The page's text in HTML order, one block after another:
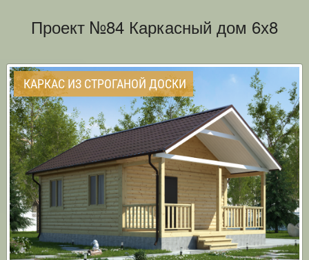
Проект №84 Каркасный дом 6х8
КАРКАС ИЗ СТРОГАНОЙ ДОСКИ